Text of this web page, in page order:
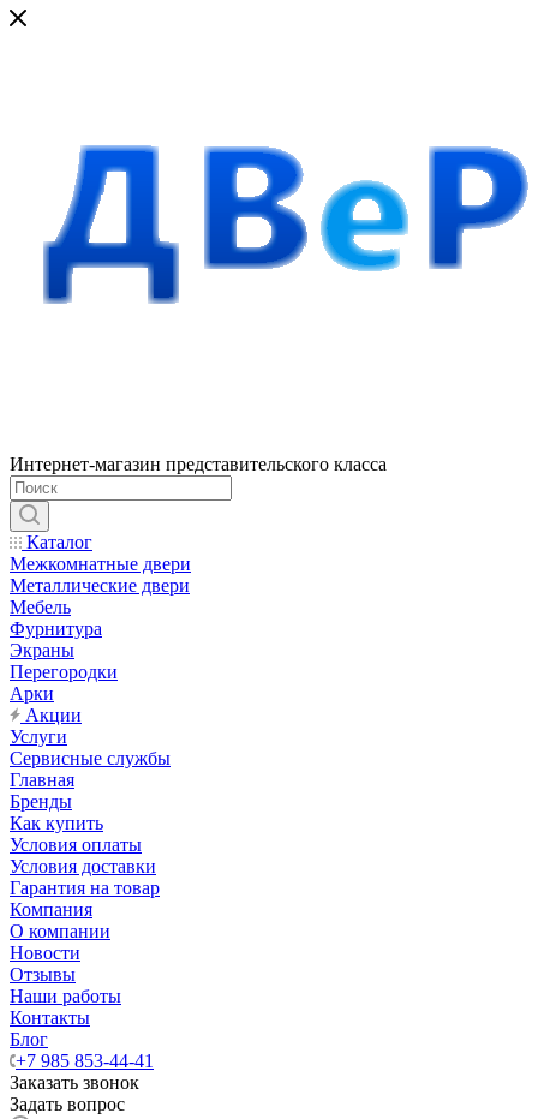
Интернет-магазин представительского класса
Каталог
Межкомнатные двери
Металлические двери
Мебель
Фурнитура
Экраны
Перегородки
Арки
Акции
Услуги
Сервисные службы
Главная
Бренды
Как купить
Условия оплаты
Условия доставки
Гарантия на товар
Компания
О компании
Новости
Отзывы
Наши работы
Контакты
Блог
+7 985 853-44-41
Заказать звонок
Задать вопрос